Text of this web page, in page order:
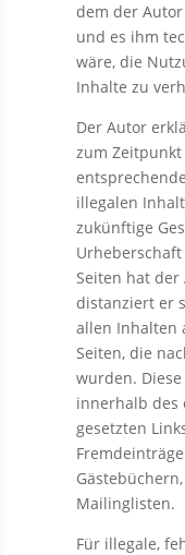
dem der
und es ihm
wäre, die
Inhalte zu
Der Autor
zum
illegalen
zukünftige
Seiten hat der
distanziert er
allen Inhalten
Seiten, die
wurden.
innerhalb des
gesetzten
Mailinglisten.
Für illegale,